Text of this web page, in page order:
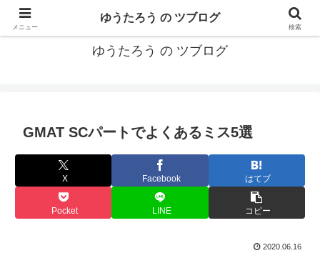
カリフォルニアMBA卒40代がMBA・キャリアとEコマースについて発信
ゆうたろう の ツブログ
GMAT SCパートでよくあるミス5選
X Facebook はてブ
Pocket LINE コピー
2020.06.16
メニュー
ゆうたろう の ツブログ
検索